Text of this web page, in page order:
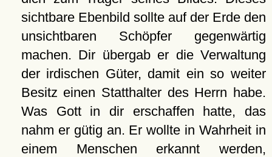
sichtbare Ebenbild sollte auf der Erde den
unsichtbaren Schöpfer gegenwärtig
machen. Dir übergab er die Verwaltung
der irdischen Güter, damit ein so weiter
Besitz einen Statthalter des Herrn habe.
Was Gott in dir erschaffen hatte, das
nahm er gütig an. Er wollte in Wahrheit in
einem Menschen erkannt werden,